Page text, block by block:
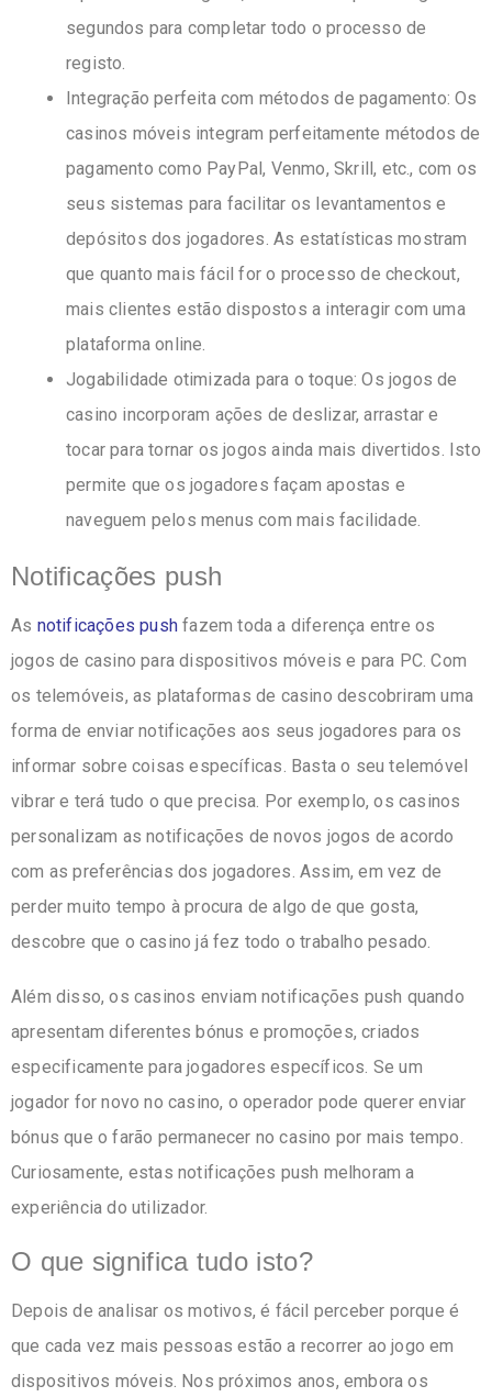
segundos para completar todo o processo de
registo.
Integração perfeita com métodos de pagamento: Os
casinos móveis integram perfeitamente métodos de
pagamento como PayPal, Venmo, Skrill, etc., com os
seus sistemas para facilitar os levantamentos e
depósitos dos jogadores. As estatísticas mostram
que quanto mais fácil for o processo de checkout,
mais clientes estão dispostos a interagir com uma
plataforma online.
Jogabilidade otimizada para o toque: Os jogos de
casino incorporam ações de deslizar, arrastar e
tocar para tornar os jogos ainda mais divertidos. Isto
permite que os jogadores façam apostas e
naveguem pelos menus com mais facilidade.
Notificações push
As notificações push fazem toda a diferença entre os
jogos de casino para dispositivos móveis e para PC. Com
os telemóveis, as plataformas de casino descobriram uma
forma de enviar notificações aos seus jogadores para os
informar sobre coisas específicas. Basta o seu telemóvel
vibrar e terá tudo o que precisa. Por exemplo, os casinos
personalizam as notificações de novos jogos de acordo
com as preferências dos jogadores. Assim, em vez de
perder muito tempo à procura de algo de que gosta,
descobre que o casino já fez todo o trabalho pesado.
Além disso, os casinos enviam notificações push quando
apresentam diferentes bónus e promoções, criados
especificamente para jogadores específicos. Se um
jogador for novo no casino, o operador pode querer enviar
bónus que o farão permanecer no casino por mais tempo.
Curiosamente, estas notificações push melhoram a
experiência do utilizador.
O que significa tudo isto?
Depois de analisar os motivos, é fácil perceber porque é
que cada vez mais pessoas estão a recorrer ao jogo em
dispositivos móveis. Nos próximos anos, embora os